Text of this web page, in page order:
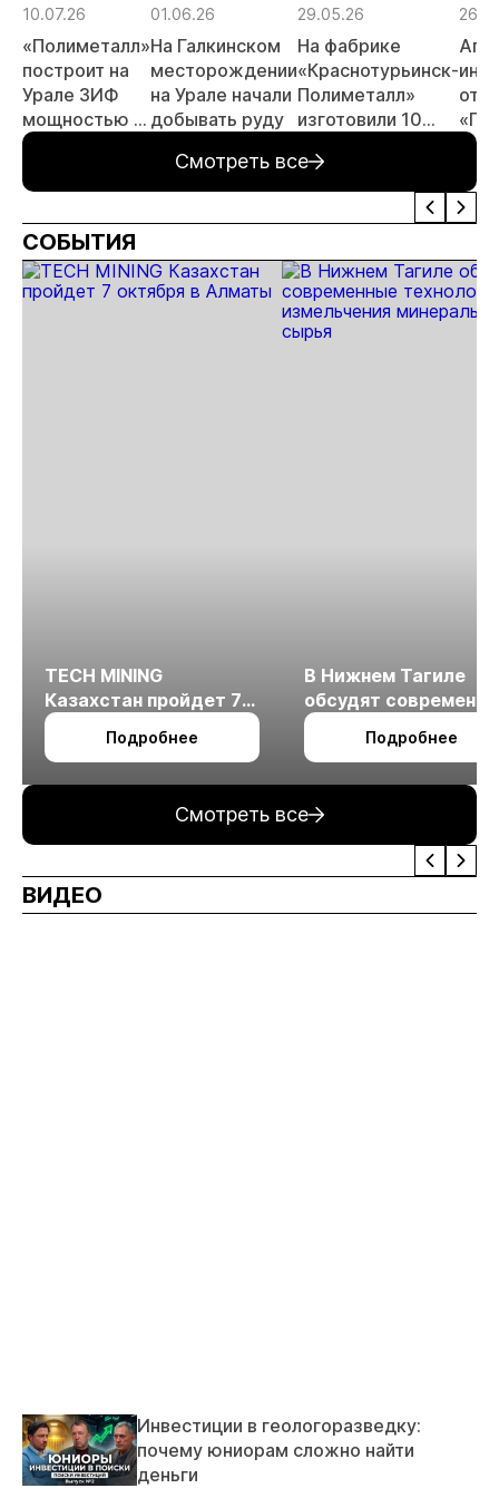
10.07.26
«Полиметалл»
построит на
Урале ЗИФ
мощностью 3
млн тонн
01.06.26
На Галкинском
месторождении
на Урале начали
добывать руду
29.05.26
На фабрике
«Краснотурьинск-
Полиметалл»
изготовили 10
Смотреть все
СОБЫТИЯ
TECH MINING
Казахстан пройдет 7
октября в Алматы
Подробнее
В Нижнем Тагиле
обсудят
технологии
измельчения
Подробнее
Смотреть все
ВИДЕО
Инвестиции в геологоразведку:
почему юниорам сложно найти
деньги